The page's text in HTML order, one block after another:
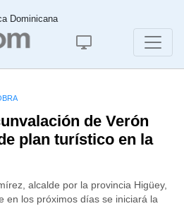
Dominicana
de Verón
plan turístico en la
alcalde por la provincia Higüey,
en los próximos días se iniciará la